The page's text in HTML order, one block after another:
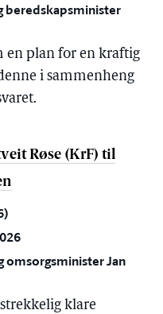
beredskapsminister
en plan for en kraftig
i sammenheng
Røse (KrF) til
omsorgsminister Jan
klare